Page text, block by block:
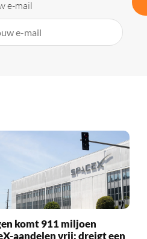
e-mail
komt 911 miljoen
aandelen vrij: dreigt een